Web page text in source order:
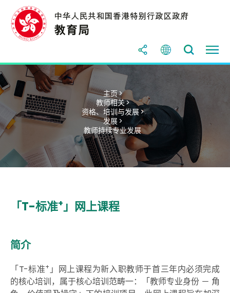
主页 >
教师相关 >
资格、培训与发展 >
发展 >
教师持续专业发展
「T-标准+」网上课程
简介
「T-标准+ 」网上课程为新入职教师于首三年内必须完成
的核心培训，属于核心培训范畴一：「教师专业身份 － 角